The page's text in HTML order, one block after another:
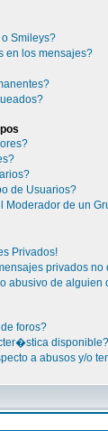
Smileys?
los mensajes?
de Usuarios?
de un
Privados!
privados no
abusivo de alguien
foros?
disponible?
a abusos y/o